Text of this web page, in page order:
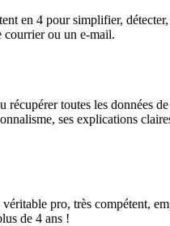
en 4 pour simplifier,
courrier ou un e-mail.
toutes les données
ses explications
pro, très compétent,
de 4 ans !